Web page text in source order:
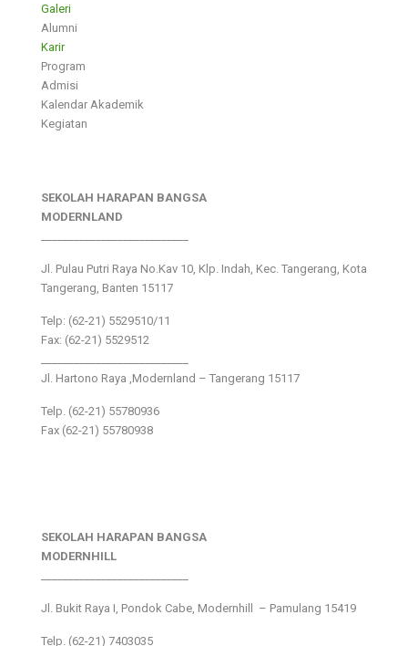
Galeri
Alumni
Karir
Program
Admisi
Kalendar Akademik
Kegiatan
SEKOLAH HARAPAN BANGSA
MODERNLAND
Jl. Pulau Putri Raya No.Kav 10, Klp. Indah, Kec. Tangerang, Kota
Tangerang, Banten 15117
Telp: (62-21) 5529510/11
Fax: (62-21) 5529512
Jl. Hartono Raya ,Modernland – Tangerang 15117
Telp. (62-21) 55780936
Fax (62-21) 55780938
SEKOLAH HARAPAN BANGSA
MODERNHILL
Jl. Bukit Raya I, Pondok Cabe, Modernhill – Pamulang 15419
Telp. (62-21) 7403035